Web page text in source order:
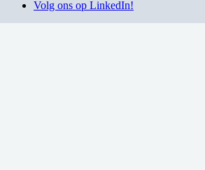
Volg ons op LinkedIn!